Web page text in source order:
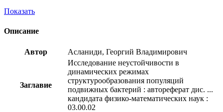
Показать
Описание
Автор Асланиди, Георгий Владимирович
Заглавие
Исследование неустойчивости в
динамических режимах
структурообразования популяций
подвижных бактерий : автореферат дис. ...
кандидата физико-математических наук :
03.00.02